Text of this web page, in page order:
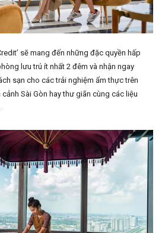
sẽ mang đến những đặc quyền hấp
lưu trú ít nhất 2 đêm và nhận ngay
sạn cho các trải nghiệm ẩm thực trên
Sài Gòn hay thư giãn cùng các liệu